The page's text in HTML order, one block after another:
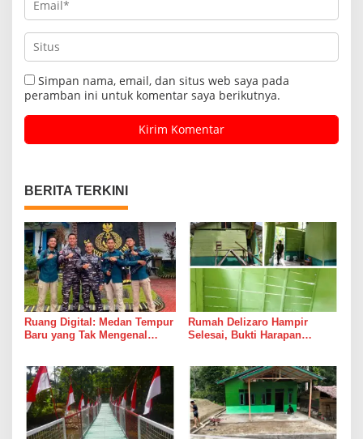
Simpan nama, email, dan situs web saya pada
peramban ini untuk komentar saya berikutnya.
BERITA TERKINI
Ruang Digital: Medan Tempur
Baru yang Tak Mengenal
Rumah Delizaro Hampir
Selesai, Bukti Harapan